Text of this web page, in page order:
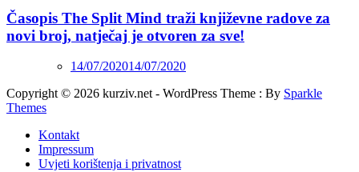
Časopis The Split Mind traži književne radove za
novi broj, natječaj je otvoren za sve!
14/07/202014/07/2020
Copyright © 2026 kurziv.net - WordPress Theme : By Sparkle
Themes
Kontakt
Impressum
Uvjeti korištenja i privatnost